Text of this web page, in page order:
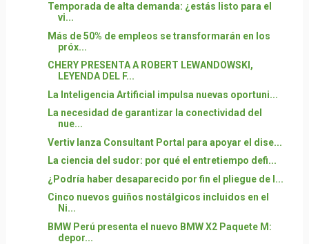
Temporada de alta demanda: ¿estás listo para el
vi...
Más de 50% de empleos se transformarán en los
próx...
CHERY PRESENTA A ROBERT LEWANDOWSKI,
LEYENDA DEL F...
La Inteligencia Artificial impulsa nuevas oportuni...
La necesidad de garantizar la conectividad del
nue...
Vertiv lanza Consultant Portal para apoyar el dise...
La ciencia del sudor: por qué el entretiempo defi...
¿Podría haber desaparecido por fin el pliegue de l...
Cinco nuevos guiños nostálgicos incluidos en el
Ni...
BMW Perú presenta el nuevo BMW X2 Paquete M:
depor...